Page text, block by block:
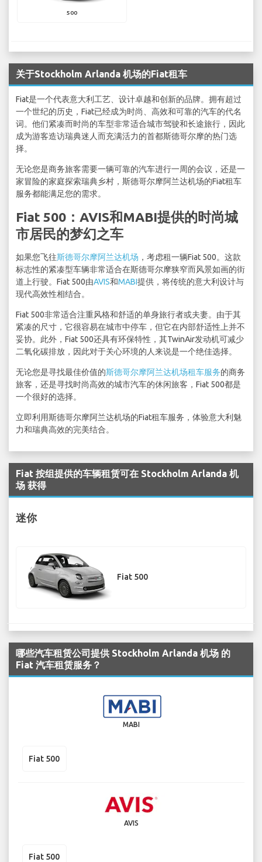
500
关于Stockholm Arlanda 机场的Fiat租车
Fiat是一个代表意大利工艺、设计卓越和创新的品牌。拥有超过
一个世纪的历史，Fiat已经成为时尚、高效和可靠的汽车的代名
词。他们紧凑而时尚的车型非常适合城市驾驶和长途旅行，因此
成为游客造访瑞典迷人而充满活力的首都斯德哥尔摩的热门选
择。
无论您是商务旅客需要一辆可靠的汽车进行一周的会议，还是一
家冒险的家庭探索瑞典乡村，斯德哥尔摩阿兰达机场的Fiat租车
服务都能满足您的需求。
Fiat 500：AVIS和MABI提供的时尚城
市居民的梦幻之车
如果您飞往斯德哥尔摩阿兰达机场 ，考虑租一辆Fiat 500。这款
标志性的紧凑型车辆非常适合在斯德哥尔摩狭窄而风景如画的街
道上行驶。Fiat 500由AVIS和MABI提供，将传统的意大利设计与
现代高效性相结合。
Fiat 500非常适合注重风格和舒适的单身旅行者或夫妻。由于其
紧凑的尺寸，它很容易在城市中停车，但它在内部舒适性上并不
妥协。此外，Fiat 500还具有环保特性，其TwinAir发动机可减少
二氧化碳排放，因此对于关心环境的人来说是一个绝佳选择。
无论您是寻找最佳价值的斯德哥尔摩阿兰达机场租车服务的商务
旅客，还是寻找时尚高效的城市汽车的休闲旅客，Fiat 500都是
一个很好的选择。
立即利用斯德哥尔摩阿兰达机场的Fiat租车服务，体验意大利魅
力和瑞典高效的完美结合。
Fiat 按组提供的车辆租赁可在 Stockholm Arlanda 机
场 获得
迷你
Fiat 500
哪些汽车租赁公司提供 Stockholm Arlanda 机场 的
Fiat 汽车租赁服务？
MABI
Fiat 500
AVIS
Fiat 500